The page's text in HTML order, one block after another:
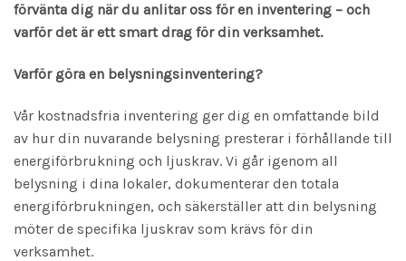
förvänta dig när du anlitar oss för en inventering – och
varför det är ett smart drag för din verksamhet.
Varför göra en belysningsinventering?
Vår kostnadsfria inventering ger dig en omfattande bild
av hur din nuvarande belysning presterar i förhållande till
energiförbrukning och ljuskrav. Vi går igenom all
belysning i dina lokaler, dokumenterar den totala
energiförbrukningen, och säkerställer att din belysning
möter de specifika ljuskrav som krävs för din
verksamhet.